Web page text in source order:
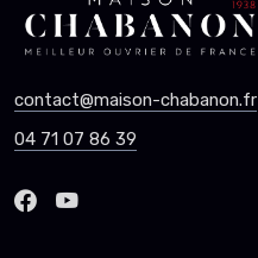
contact@maison-chabanon.fr
04 71 07 86 39